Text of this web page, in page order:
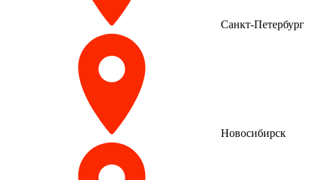
Санкт-Петербург
Новосибирск